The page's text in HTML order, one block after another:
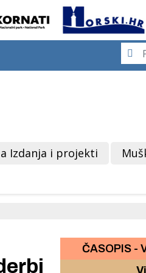
Izdanja i projekti
ČASOPIS -